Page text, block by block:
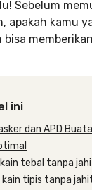
Sebelum
apakah kamu
ini
dan APD
kain tebal tanpa
kain tipis tanpa